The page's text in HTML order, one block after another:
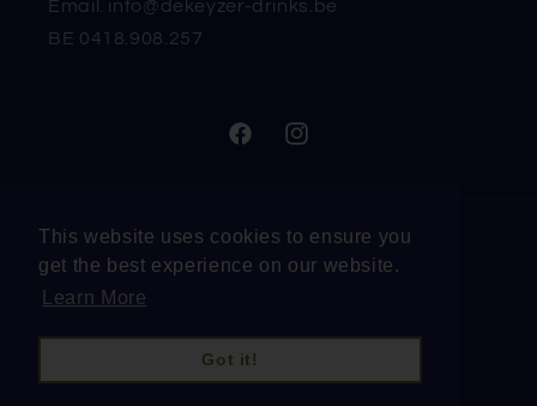
This website uses cookies to ensure you
get the best experience on our website.
Learn More
Got it!
Email. info@dekeyzer-drinks.be
BE 0418.908.257
FacebookInstagram